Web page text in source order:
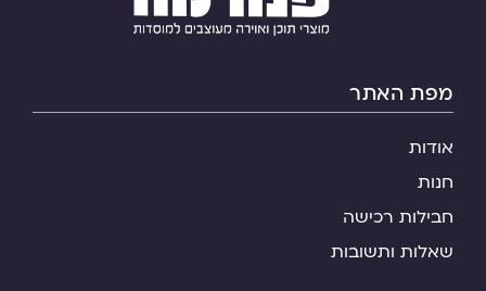
מפת האתר
אודות
חנות
חבילות רכישה
שאלות ותשובות